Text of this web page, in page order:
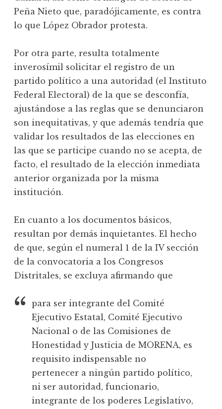
Peña Nieto que, paradójicamente, es contra
lo que López Obrador protesta.
Por otra parte, resulta totalmente
inverosímil solicitar el registro de un
partido político a una autoridad (el Instituto
Federal Electoral) de la que se desconfía,
ajustándose a las reglas que se denunciaron
son inequitativas, y que además tendría que
validar los resultados de las elecciones en
las que se participe cuando no se acepta, de
facto, el resultado de la elección inmediata
anterior organizada por la misma
institución.
En cuanto a los documentos básicos,
resultan por demás inquietantes. El hecho
de que, según el numeral 1 de la IV sección
de la convocatoria a los Congresos
Distritales, se excluya afirmando que
para ser integrante del Comité
Ejecutivo Estatal, Comité Ejecutivo
Nacional o de las Comisiones de
Honestidad y Justicia de MORENA, es
requisito indispensable no
pertenecer a ningún partido político,
ni ser autoridad, funcionario,
integrante de los poderes Legislativo,